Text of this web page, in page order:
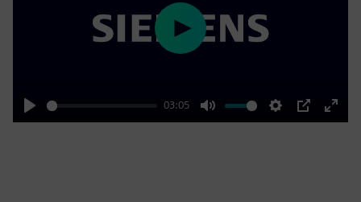
Play
03:05
Mute Settings
PIP
Enter
Play